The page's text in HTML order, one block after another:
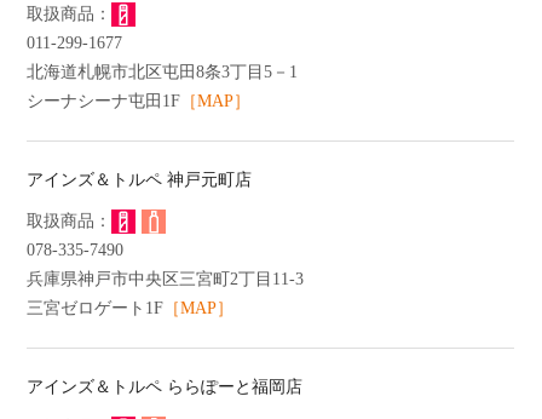
011-299-1677
北海道札幌市北区屯田8条3丁目5－1
シーナシーナ屯田1F ［MAP］
アインズ＆トルペ 神戸元町店
078-335-7490
兵庫県神戸市中央区三宮町2丁目11-3
三宮ゼロゲート1F ［MAP］
アインズ＆トルペ ららぽーと福岡店